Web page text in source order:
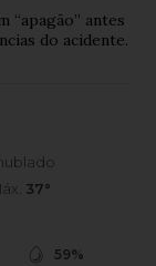
antes
do acidente.
37°
59%